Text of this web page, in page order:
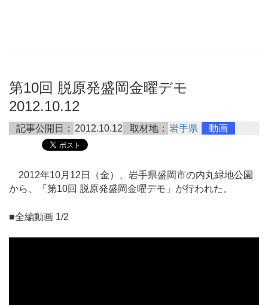
第10回 脱原発盛岡金曜デモ
2012.10.12
記事公開日： 2012.10.12 取材地： 岩手県 動画
2012年10月12日（金）、岩手県盛岡市の内丸緑地公園
から、「第10回 脱原発盛岡金曜デモ」が行われた。
■全編動画 1/2